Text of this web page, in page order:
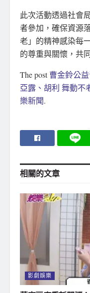
此次活動透過社會
者參加，確保資源
老」的精神感染每
的尊重與關懷，共
The post曹金鈴公
亞露、胡利 舞動不
樂新聞.
相關的文章
影劇娛樂